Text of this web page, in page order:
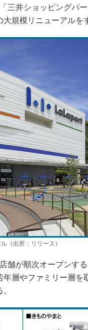
三井ショッピングパ
規模リニューアルを
（出所：リリース）
舗が順次オープンす
年層やファミリー層